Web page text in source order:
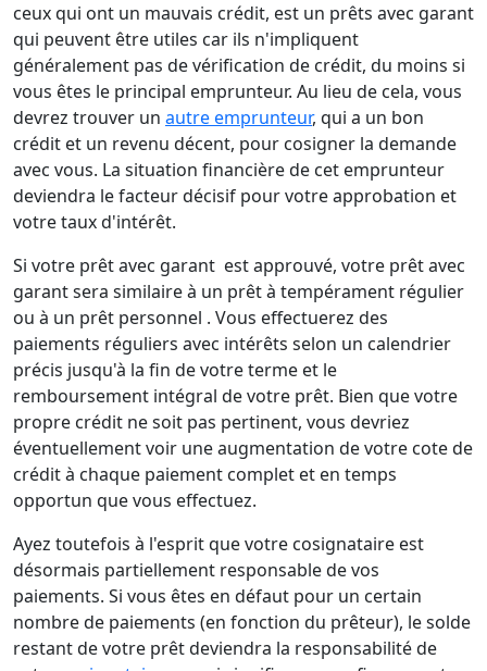
ceux qui ont un mauvais crédit, est un prêts avec garant
qui peuvent être utiles car ils n'impliquent
généralement pas de vérification de crédit, du moins si
vous êtes le principal emprunteur. Au lieu de cela, vous
devrez trouver un autre emprunteur, qui a un bon
crédit et un revenu décent, pour cosigner la demande
avec vous. La situation financière de cet emprunteur
deviendra le facteur décisif pour votre approbation et
votre taux d'intérêt.
Si votre prêt avec garant est approuvé, votre prêt avec
garant sera similaire à un prêt à tempérament régulier
ou à un prêt personnel . Vous effectuerez des
paiements réguliers avec intérêts selon un calendrier
précis jusqu'à la fin de votre terme et le
remboursement intégral de votre prêt. Bien que votre
propre crédit ne soit pas pertinent, vous devriez
éventuellement voir une augmentation de votre cote de
crédit à chaque paiement complet et en temps
opportun que vous effectuez.
Ayez toutefois à l'esprit que votre cosignataire est
désormais partiellement responsable de vos
paiements. Si vous êtes en défaut pour un certain
nombre de paiements (en fonction du prêteur), le solde
restant de votre prêt deviendra la responsabilité de